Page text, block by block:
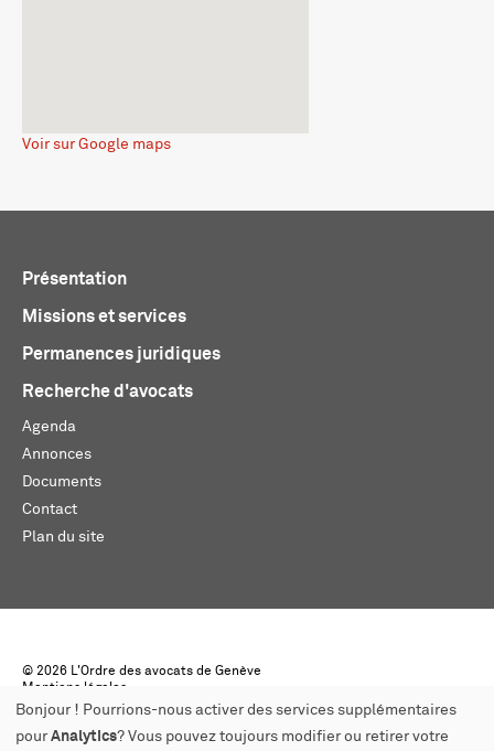
Voir sur Google maps
Présentation
Missions et services
Permanences juridiques
Recherche d'avocats
Agenda
Annonces
Documents
Contact
Plan du site
© 2026 L'Ordre des avocats de Genève
Mentions légales
Créé par monoloco
Bonjour ! Pourrions-nous activer des services supplémentaires
pour Analytics? Vous pouvez toujours modifier ou retirer votre